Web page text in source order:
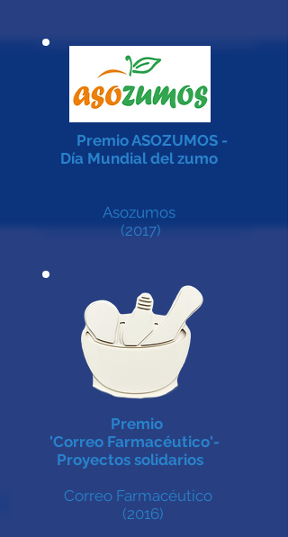
Premio ASOZUMOS -
Día Mundial del zumo
Asozumos
(2017)
Premio
'Correo Farmacéutico'-
Proyectos solidarios
Correo Farmacéutico
(2016)